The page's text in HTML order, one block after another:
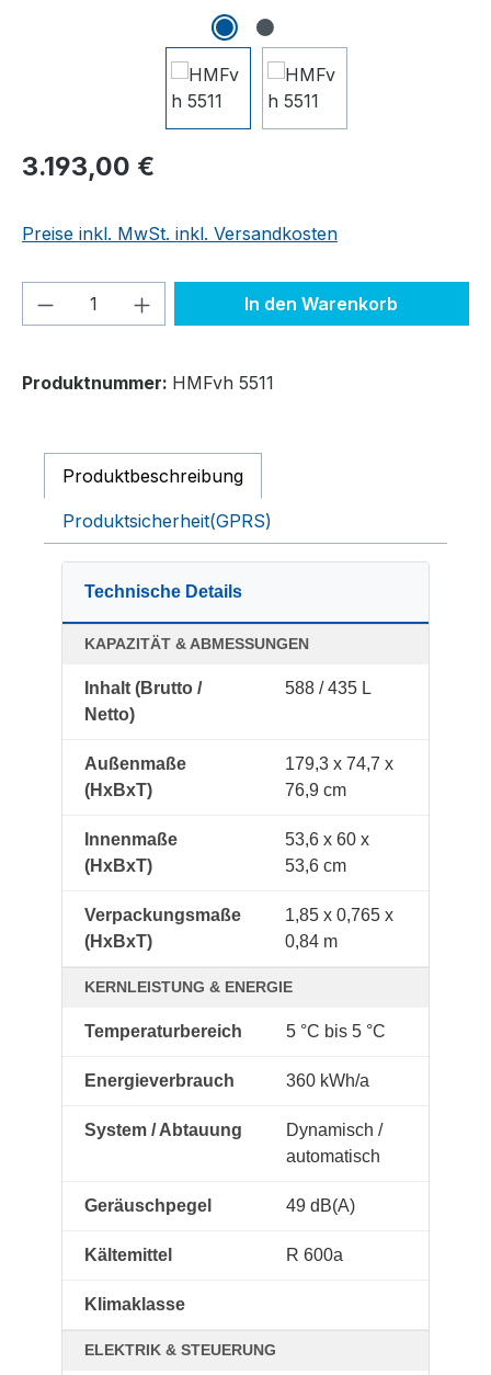
Regulärer Preis:
3.193,00 €
Preise inkl. MwSt. inkl. Versandkosten
Produkt Anzahl: Gib denIn den Warenkorb
Produktnummer: HMFvh 5511
Produktbeschreibung
Produktsicherheit(GPRS)
Technische Details
KAPAZITÄT & ABMESSUNGEN
Inhalt (Brutto /
Netto)
588 / 435 L
Außenmaße
(HxBxT)
179,3 x 74,7 x
76,9 cm
Innenmaße
(HxBxT)
53,6 x 60 x
53,6 cm
Verpackungsmaße
(HxBxT)
1,85 x 0,765 x
0,84 m
KERNLEISTUNG & ENERGIE
Temperaturbereich 5 °C bis 5 °C
Energieverbrauch 360 kWh/a
System / Abtauung
Dynamisch /
automatisch
Geräuschpegel 49 dB(A)
Kältemittel R 600a
Klimaklasse
ELEKTRIK & STEUERUNG